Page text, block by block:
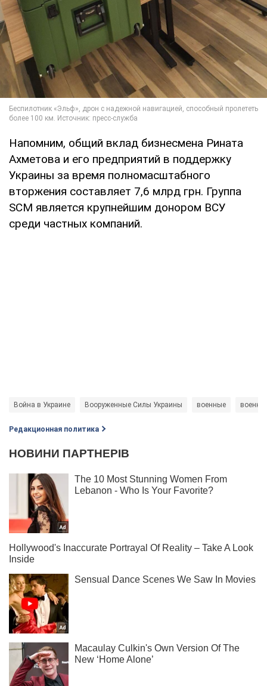
Напомним, общий вклад бизнесмена Рината
Ахметова и его предприятий в поддержку
Украины за время полномасштабного
вторжения составляет 7,6 млрд грн. Группа
SCM является крупнейшим донором ВСУ
среди частных компаний.
Война в Украине Вооруженные Силы Украины военные
Редакционная политика